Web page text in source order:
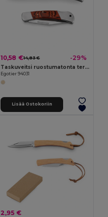
10,58 €14,83 € -29%
Taskuveitsi ruostumatonta terästä ja puuta
Egotier 94031
Lisää Ostokoriin
2,95 €